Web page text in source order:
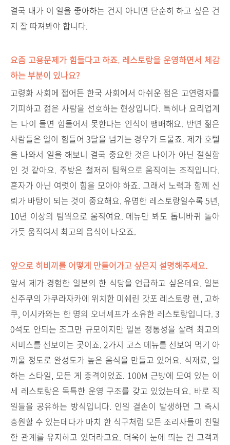
결국 내가 이 일을 좋아하는 건지 아니면 단순히 하고 싶은 건
지 잘 따져봐야 합니다.
요즘 고용문제가 힘들다고 하죠. 레스토랑을 운영하면서 체감
하는 부분이 있나요?
고령화 사회에 접어든 한국 사회에서 아쉬운 점은 고연령자를
기피하고 젊은 사람을 선호하는 현상입니다. 특히나 요리업계
는 나이 들면 힘들어서 못한다는 인식이 팽배해요. 반면 젊은
사람들은 일이 힘들어 3달을 넘기는 경우가 드물죠. 제가 호텔
을 나와서 일을 해보니 결국 중요한 것은 나이가 아닌 절실함
인 것 같아요. 주방은 철저히 팀웍으로 움직이는 조직입니다.
혼자가 아닌 여럿이 힘을 모아야 하죠. 그래서 노력과 함께 신
뢰가 바탕이 되는 것이 중요해요. 유명한 레스토랑일수록 5년,
10년 이상의 팀웍으로 움직여요. 메뉴만 봐도 톱니바퀴 돌아
가듯 움직여서 최고의 음식이 나오죠.
앞으로 히비끼를 어떻게 만들어가고 싶은지 설명해주세요.
앞서 제가 경험한 일본의 한 식당을 언급하고 싶은데요. 일본
신주쿠의 가쿠라자카에 위치한 미쉐린 갓포 레스토랑 렌, 고하
쿠, 이시카와는 한 명의 오너셰프가 소유한 레스토랑입니다. 3
0석도 안되는 조그만 규모이지만 일본 정통성을 살려 최고의
서비스를 선보이는 곳이죠. 2가지 코스 메뉴를 선보여 먹기 아
까울 정도로 완성도가 높은 음식을 만들고 있어요. 식재료, 일
하는 스타일, 모든 게 충격이었죠. 100M 근방에 모여 있는 이
세 레스토랑은 독특한 운영 구조를 갖고 있었는데요. 바로 직
원들을 공유하는 방식입니다. 인원 결손이 발생하면 그 즉시
충원할 수 있는데다가 마치 한 식구처럼 모든 조리사들이 친밀
한 관계를 유지하고 있더라고요. 더욱이 눈에 띄는 건 고객과